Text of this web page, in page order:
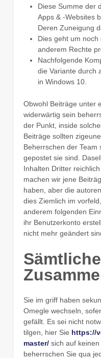
Diese Summe der
Apps & -Websites
Deren Zuneigung
Dies geht um
anderem Rechte
Nachfolgende
die Variante durch
in Windows 10.
Obwohl Beiträge unter
widerwärtig sein
der Punkt, inside
Beiträge sollten
Beherrschen der Team
gepostet sie sind.
Inhalten Dritter
machen wir jene
haben, aber die
dies Ziemlich im
anderem folgenden
ihr Benutzerkonto
nicht mehr geändert
Sie im griff haben
Omegle wechseln,
gefällt. Es sei nicht
tilgen, hier Sie https://
master/ sich auf
beherrschen Sie qua